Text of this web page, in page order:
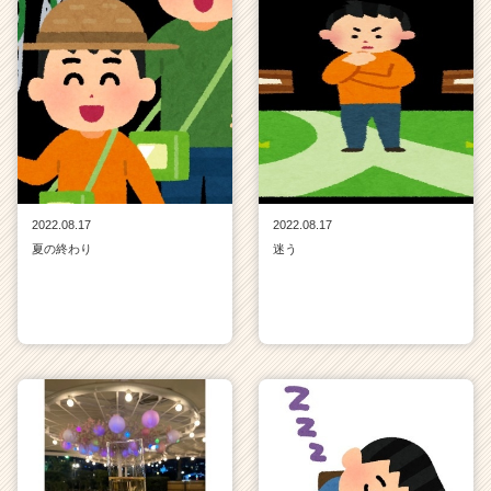
2022.08.17
夏の終わり
2022.08.17
迷う